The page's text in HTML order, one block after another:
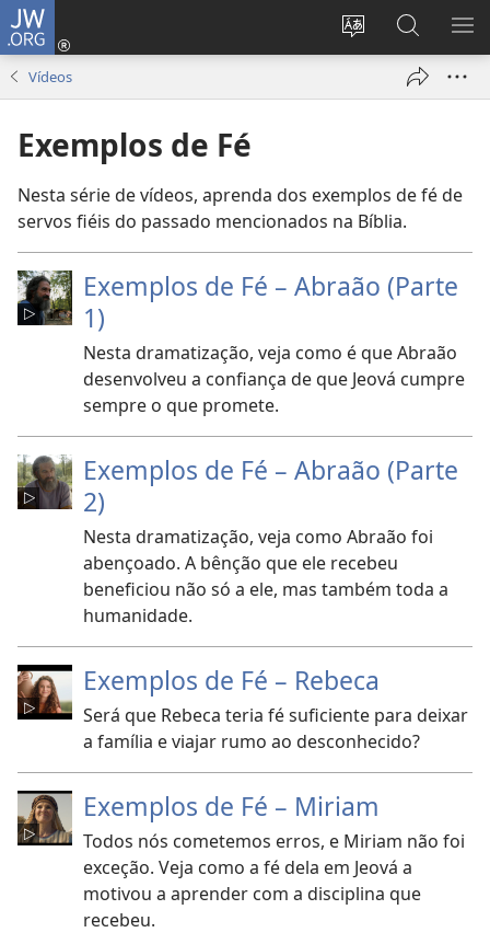
JW.ORG
Alterar
Entrar
(abre
Pesquisar
no
Site
Vídeos
Exemplos de Fé
Nesta série de vídeos, aprenda dos exemplos de fé de
servos fiéis do passado mencionados na Bíblia.
Exemplos de Fé – Abraão (Parte
1)
Nesta dramatização, veja como é que Abraão
desenvolveu a confiança de que Jeová cumpre
sempre o que promete.
Exemplos de Fé – Abraão (Parte
2)
Nesta dramatização, veja como Abraão foi
abençoado. A bênção que ele recebeu
beneficiou não só a ele, mas também toda a
humanidade.
Exemplos de Fé – Rebeca
Será que Rebeca teria fé suficiente para deixar
a família e viajar rumo ao desconhecido?
Exemplos de Fé – Miriam
Todos nós cometemos erros, e Miriam não foi
exceção. Veja como a fé dela em Jeová a
motivou a aprender com a disciplina que
recebeu.